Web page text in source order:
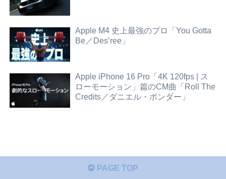
Apple M4 史上最強のプロ「You Gotta
Be／Des’ree」
Apple iPhone 16 Pro「4K 120fps | ス
ローモーション」篇のCM曲「Roll The
Credits／ダニエル・ポンダー」
PAGE TOP